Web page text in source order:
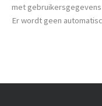
met gebruikersgegevens
Er wordt geen